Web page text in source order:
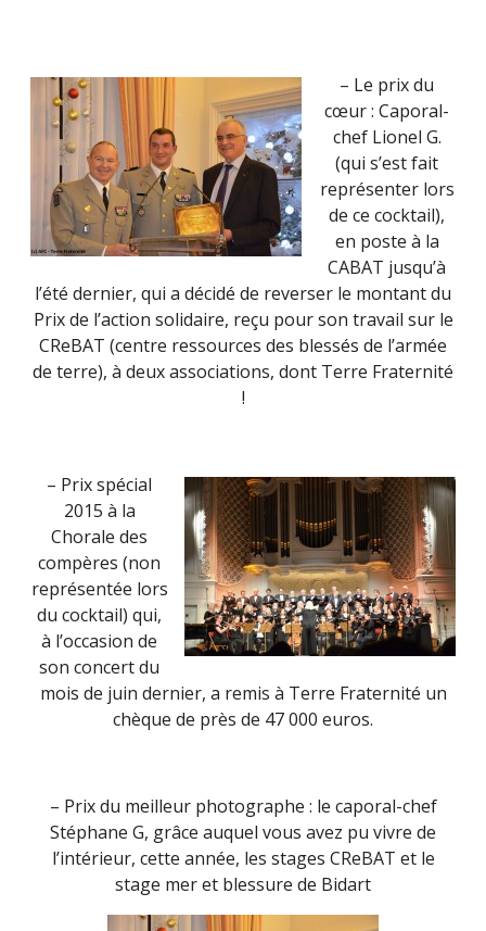
– Le prix du
cœur : Caporal-
chef Lionel G.
(qui s’est fait
représenter lors
de ce cocktail),
en poste à la
CABAT jusqu’à
l’été dernier, qui a décidé de reverser le montant du
Prix de l’action solidaire, reçu pour son travail sur le
CReBAT (centre ressources des blessés de l’armée
de terre), à deux associations, dont Terre Fraternité
!
– Prix spécial
2015 à la
Chorale des
compères (non
représentée lors
du cocktail) qui,
à l’occasion de
son concert du
mois de juin dernier, a remis à Terre Fraternité un
chèque de près de 47 000 euros.
– Prix du meilleur photographe : le caporal-chef
Stéphane G, grâce auquel vous avez pu vivre de
l’intérieur, cette année, les stages CReBAT et le
stage mer et blessure de Bidart